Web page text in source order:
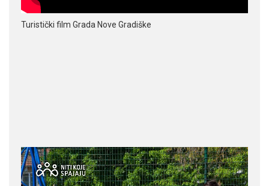
Turistički film Grada Nove Gradiške